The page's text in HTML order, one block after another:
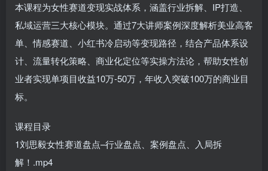
本课程为女性赛道变现实战体系，涵盖行业拆解、IP打造、
私域运营三大核心模块。通过7大讲师案例深度解析美业高客
单、情感赛道、小红书冷启动等变现路径，结合产品体系设
计、流量转化策略、商业化定位等实操方法论，帮助女性创
业者实现单项目收益10万-50万，年收入突破100万的商业目
标。
课程目录
1刘思毅女性赛道盘点–行业盘点、案例盘点、入局拆
解！.mp4